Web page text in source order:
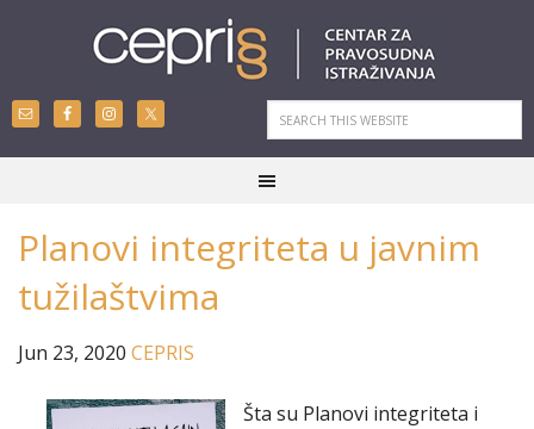
Planovi integriteta u javnim
tužilaštvima
Jun 23, 2020 CEPRIS
Šta su Planovi integriteta i